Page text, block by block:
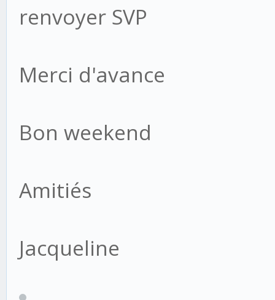
renvoyer SVP
Merci d'avance
Bon weekend
Amitiés
Jacqueline